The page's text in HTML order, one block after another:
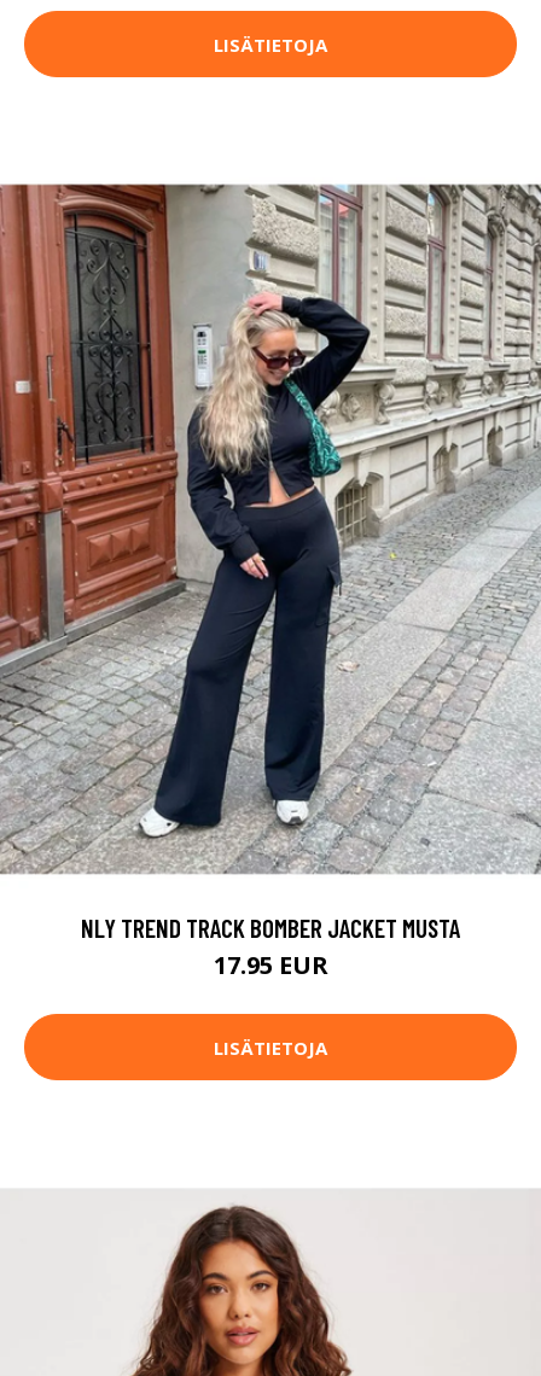
LISÄTIETOJA
NLY TREND TRACK BOMBER JACKET MUSTA
17.95 EUR
LISÄTIETOJA